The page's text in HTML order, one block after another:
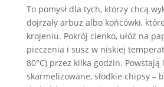
To pomysł dla tych, którzy chcą
dojrzały arbuz albo końcówki,
krojeniu. Pokrój cienko, ułóż na
pieczenia i susz w niskiej
80°C) przez kilka godzin. Powstają
skarmelizowane, słodkie chipsy –